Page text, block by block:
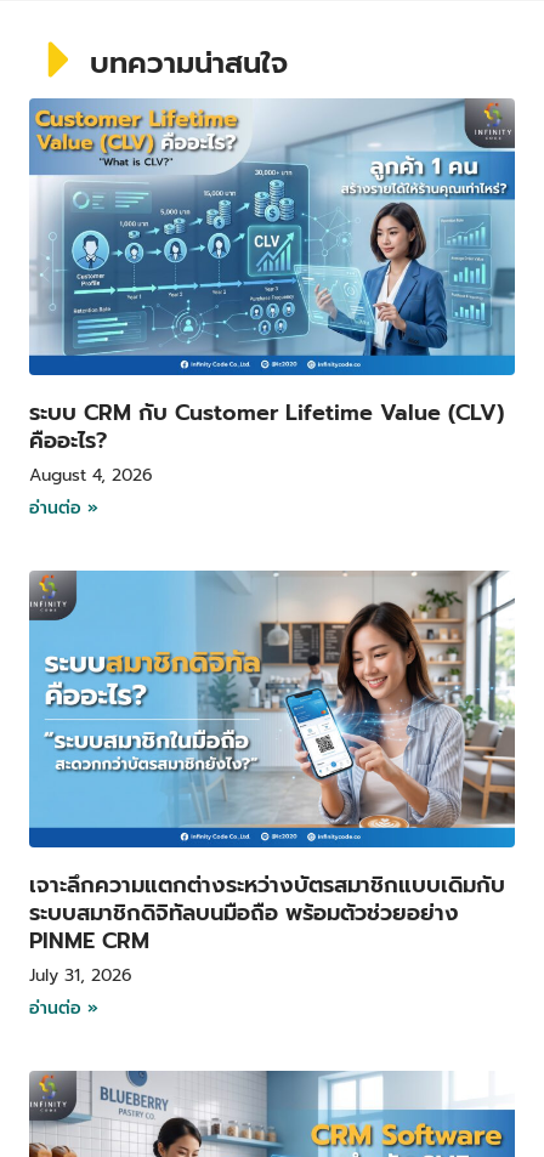
บทความน่าสนใจ
ระบบ CRM กับ Customer Lifetime Value (CLV)
คืออะไร?
August 4, 2026
อ่านต่อ »
เจาะลึกความแตกต่างระหว่างบัตรสมาชิกแบบเดิมกับ
ระบบสมาชิกดิจิทัลบนมือถือ พร้อมตัวช่วยอย่าง
PINME CRM
July 31, 2026
อ่านต่อ »
P
a
g
e
P
a
g
e
a
g
e
a
e